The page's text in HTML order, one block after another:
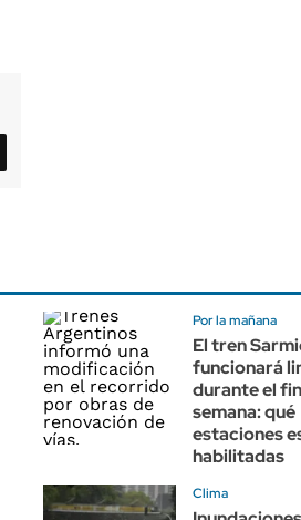
Por la mañana
El tren
funcionará
durante el
semana: qué
estaciones
habilitadas
Clima